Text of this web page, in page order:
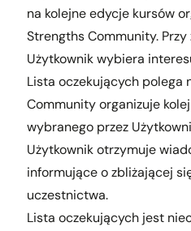
na kolejne edycje kursów
Strengths Community.
Użytkownik wybiera
Lista oczekujących polega
Community organizuje
wybranego przez
Użytkownik otrzymuje
informujące o zbliżającej
uczestnictwa.
Lista oczekujących jest